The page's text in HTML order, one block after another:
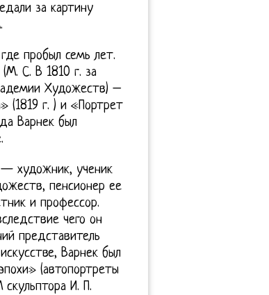
за картину
пробыл семь лет.
С. В 1810 г. за
Художеств) –
(1819 г. ) и «Портрет
Варнек был
— художник, ученик
пенсионер ее
и профессор.
чего он
представитель
Варнек был
(автопортреты
И. П.